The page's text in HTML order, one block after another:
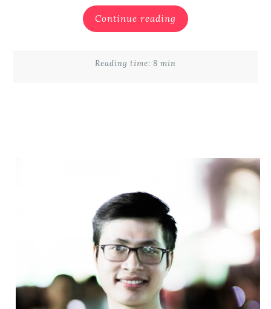
Continue reading
Reading time: 8 min